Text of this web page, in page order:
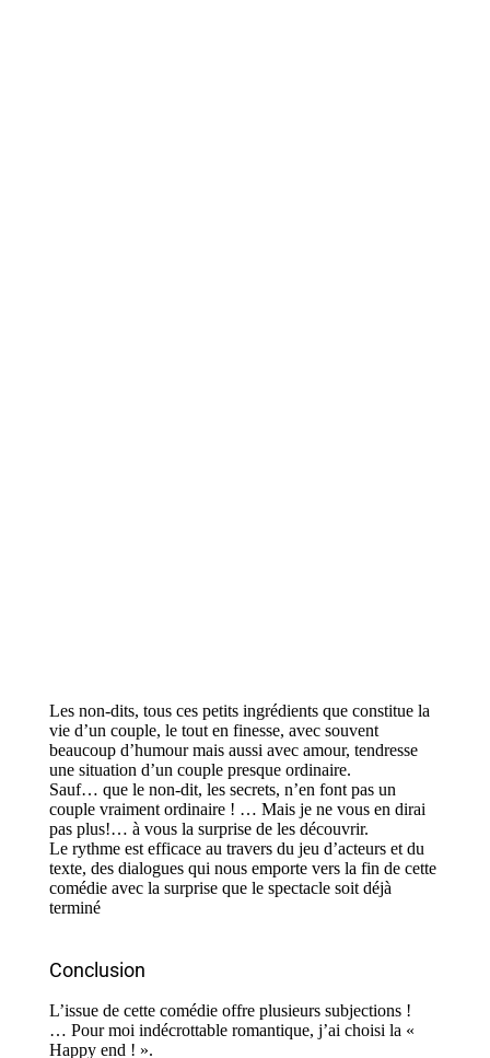
Les non-dits, tous ces petits ingrédients que constitue la
vie d’un couple, le tout en finesse, avec souvent
beaucoup d’humour mais aussi avec amour, tendresse
une situation d’un couple presque ordinaire.
Sauf… que le non-dit, les secrets, n’en font pas un
couple vraiment ordinaire ! … Mais je ne vous en dirai
pas plus!… à vous la surprise de les découvrir.
Le rythme est efficace au travers du jeu d’acteurs et du
texte, des dialogues qui nous emporte vers la fin de cette
comédie avec la surprise que le spectacle soit déjà
terminé
Conclusion
L’issue de cette comédie offre plusieurs subjections !
… Pour moi indécrottable romantique, j’ai choisi la «
Happy end ! ».